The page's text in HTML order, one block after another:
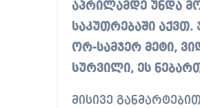
აპრილამდე უნდა
საკუთრებაში აქვთ.
ორ-სამჯერ მეტი,
სურვილი, ეს
მისივე